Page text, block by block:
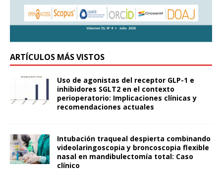
ARTÍCULOS MÁS VISTOS
Uso de agonistas del receptor GLP-1 e
inhibidores SGLT2 en el contexto
perioperatorio: Implicaciones clínicas y
recomendaciones actuales
Intubación traqueal despierta combinando
videolaringoscopia y broncoscopia flexible
nasal en mandibulectomía total: Caso
clínico